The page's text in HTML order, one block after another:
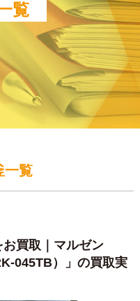
覧
一覧
買取｜マルゼン
045TB）」の買取実